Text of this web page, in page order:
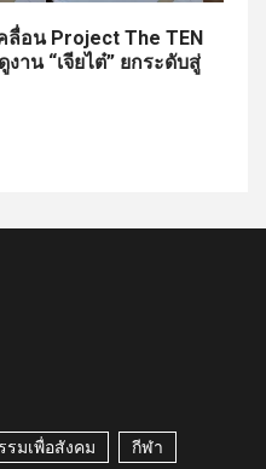
ลื่อน Project The TEN
าน “เจียไต๋” ยกระดับสู่
รมเพื่อสังคม กีฬา